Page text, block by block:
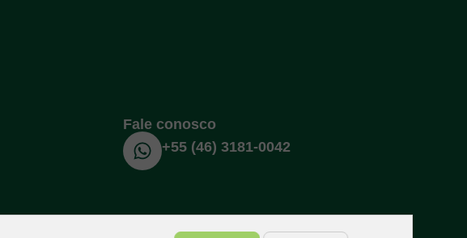
Fale conosco
+55 (46) 3181-0042